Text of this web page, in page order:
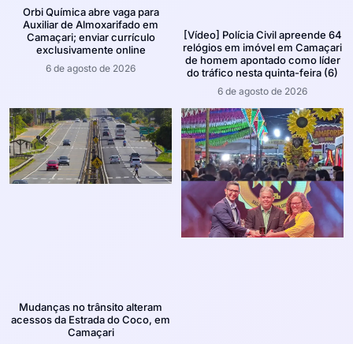
Orbi Química abre vaga para
Auxiliar de Almoxarifado em
Camaçari; enviar currículo
exclusivamente online
6 de agosto de 2026
[Vídeo] Polícia Civil apreende 64
relógios em imóvel em Camaçari
de homem apontado como líder
do tráfico nesta quinta-feira (6)
6 de agosto de 2026
Mudanças no trânsito alteram
acessos da Estrada do Coco, em
Camaçari